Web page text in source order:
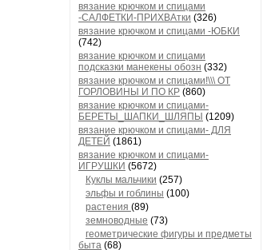
вязание крючком и спицами
-САЛФЕТКИ-ПРИХВАтки (326)
вязание крючком и спицами -ЮБКИ
(742)
вязание крючком и спицами
подсказки манекены обозн (332)
вязание крючком и спицами!\\\ ОТ
ГОРЛОВИНЫ И ПО КР (860)
вязание крючком и спицами-
БЕРЕТЫ_ШАПКИ_ШЛЯПЫ (1209)
вязание крючком и спицами- ДЛЯ
ДЕТЕЙ (1861)
вязание крючком и спицами-
ИГРУШКИ (5672)
Куклы мальчики (257)
эльфы и гоблины (100)
растения (89)
земноводные (73)
геометрические фигуры и предметы
быта (68)